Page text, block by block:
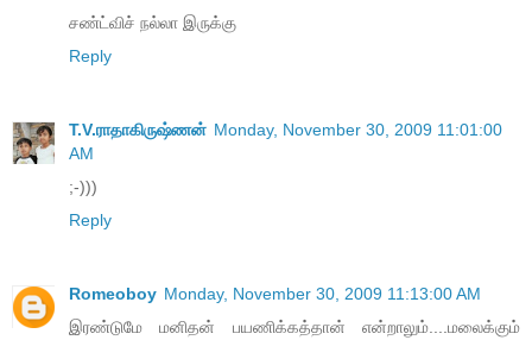
சண்ட்விச் நல்லா இருக்கு
Reply
T.V.ராதாகிருஷ்ணன் Monday, November 30, 2009 11:01:00
AM
;-)))
Reply
Romeoboy Monday, November 30, 2009 11:13:00 AM
இரண்டுமே மனிதன் பயணிக்கத்தான் என்றாலும்....மலைக்கும்